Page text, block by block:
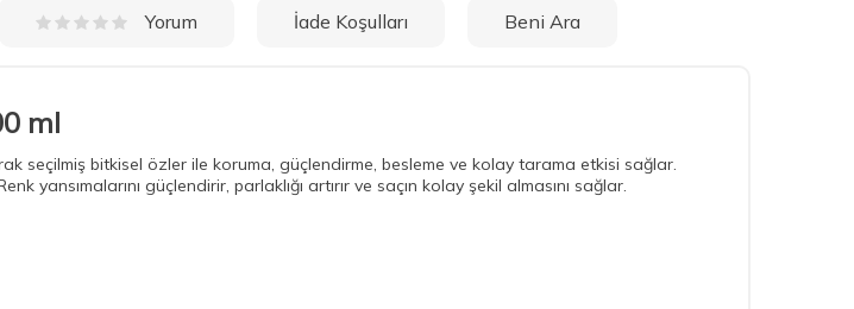
Yorum İade Koşulları Beni Ara
ml
seçilmiş bitkisel özler ile koruma, güçlendirme, besleme ve kolay tarama etkisi sağlar.
yansımalarını güçlendirir, parlaklığı artırır ve saçın kolay şekil almasını sağlar.